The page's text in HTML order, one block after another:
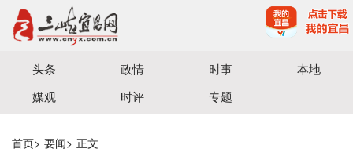
宜昌三峡融媒体中心主办
头条 政情 时事
本地
媒观
时评 专题
首页> 要闻> 正文